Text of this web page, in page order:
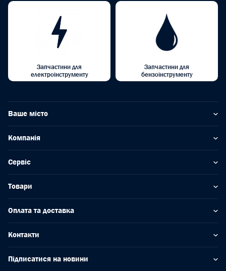
Запчастини для
електроінструменту
Запчастини для
бензоінструменту
Ваше місто
Компанія
Сервіс
Товари
Оплата та доставка
Контакти
Підписатися на новини